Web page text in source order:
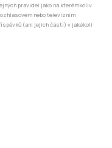
pravidel jako na kterémkoliv
nebo televizním
(ani jejich částí) v jakékoli